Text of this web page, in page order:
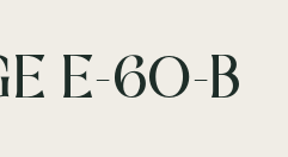
E-60-B